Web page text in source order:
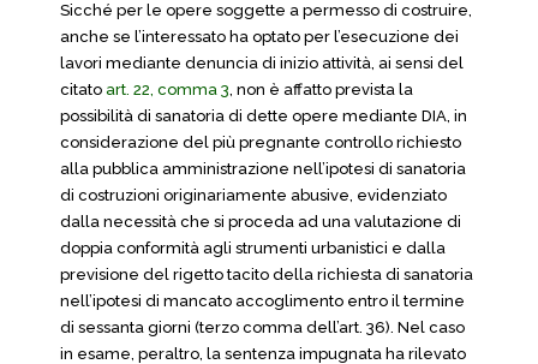
Sicché per le opere soggette a permesso di costruire,
anche se l’interessato ha optato per l’esecuzione dei
lavori mediante denuncia di inizio attività, ai sensi del
citato art. 22, comma 3, non è affatto prevista la
possibilità di sanatoria di dette opere mediante DIA, in
considerazione del più pregnante controllo richiesto
alla pubblica amministrazione nell’ipotesi di sanatoria
di costruzioni originariamente abusive, evidenziato
dalla necessità che si proceda ad una valutazione di
doppia conformità agli strumenti urbanistici e dalla
previsione del rigetto tacito della richiesta di sanatoria
nell’ipotesi di mancato accoglimento entro il termine
di sessanta giorni (terzo comma dell’art. 36). Nel caso
in esame, peraltro, la sentenza impugnata ha rilevato